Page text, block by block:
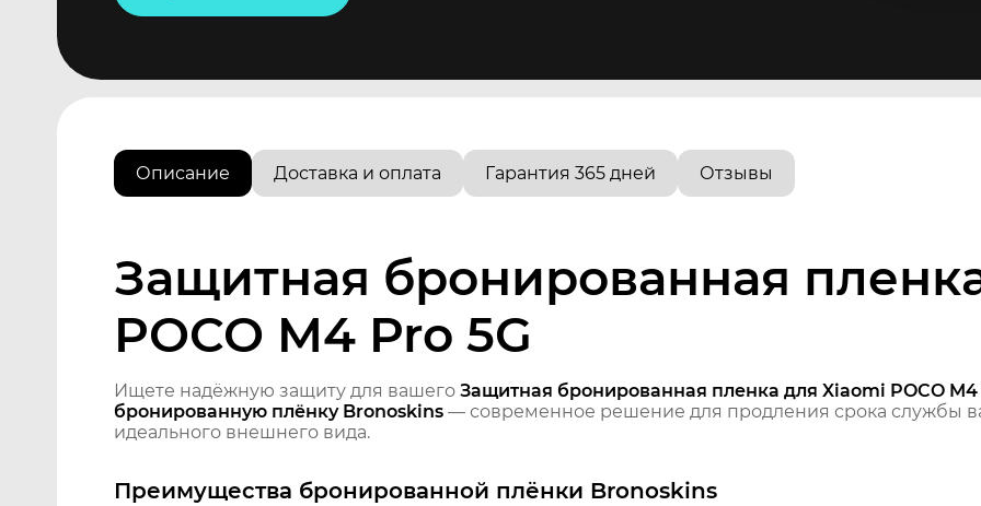
Описание Доставка и оплата Гарантия 365 дней Отзывы
Защитная бронированная
POCO M4 Pro 5G
Ищете надёжную защиту для вашего Защитная бронированная пленка для Xiaomi POCO M4
бронированную плёнку Bronoskins — современное решение для продления срока службы
идеального внешнего вида.
Преимущества бронированной плёнки Bronoskins